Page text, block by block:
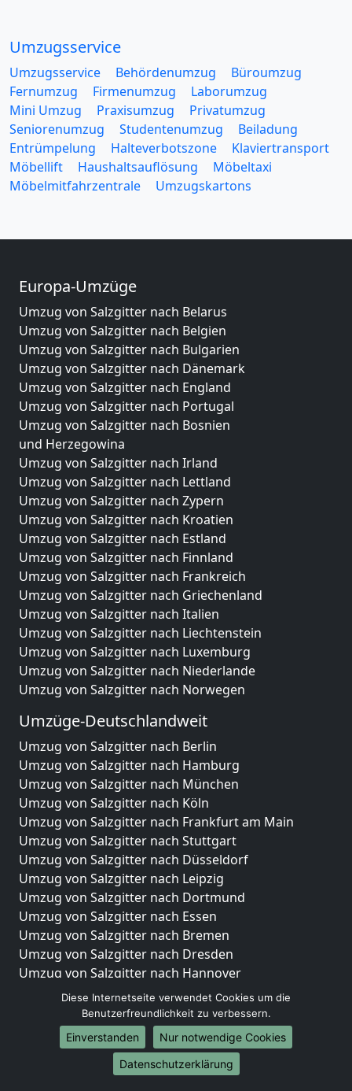
Umzugsservice
Umzugsservice Behördenumzug
Büroumzug
Fernumzug
Firmenumzug
Laborumzug
Mini Umzug
Praxisumzug
Privatumzug
Seniorenumzug
Studentenumzug
Beiladung
Entrümpelung
Halteverbotszone
Klaviertransport
Möbellift
Haushaltsauflösung
Möbeltaxi
Möbelmitfahrzentrale
Umzugskartons
Europa-Umzüge
Umzug von Salzgitter nach Belarus
Umzug von Salzgitter nach Belgien
Umzug von Salzgitter nach Bulgarien
Umzug von Salzgitter nach Dänemark
Umzug von Salzgitter nach England
Umzug von Salzgitter nach Portugal
Umzug von Salzgitter nach Bosnien
und Herzegowina
Umzug von Salzgitter nach Irland
Umzug von Salzgitter nach Lettland
Umzug von Salzgitter nach Zypern
Umzug von Salzgitter nach Kroatien
Umzug von Salzgitter nach Estland
Umzug von Salzgitter nach Finnland
Umzug von Salzgitter nach Frankreich
Umzug von Salzgitter nach Griechenland
Umzug von Salzgitter nach Italien
Umzug von Salzgitter nach Liechtenstein
Umzug von Salzgitter nach Luxemburg
Umzug von Salzgitter nach Niederlande
Umzug von Salzgitter nach Norwegen
Umzüge-Deutschlandweit
Umzug von Salzgitter nach Berlin
Umzug von Salzgitter nach Hamburg
Umzug von Salzgitter nach München
Umzug von Salzgitter nach Köln
Umzug von Salzgitter nach Frankfurt am Main
Umzug von Salzgitter nach Stuttgart
Umzug von Salzgitter nach Düsseldorf
Umzug von Salzgitter nach Leipzig
Umzug von Salzgitter nach Dortmund
Umzug von Salzgitter nach Essen
Umzug von Salzgitter nach Bremen
Umzug von Salzgitter nach Dresden
Umzug von Salzgitter nach Hannover
Umzug von Salzgitter nach Nürnberg
Umzug von Salzgitter nach Duisburg
Umzug von Salzgitter nach Bochum
Umzug von Salzgitter nach Wuppertal
Umzug von Salzgitter nach Bielefeld
Diese Internetseite verwendet Cookies um die
Benutzerfreundlichkeit zu verbessern.
Einverstanden
Nur notwendige Cookies
Datenschutzerklärung